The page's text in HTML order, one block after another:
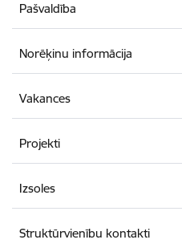
Pašvaldība
Norēķinu informācija
Vakances
Projekti
Izsoles
Struktūrvienību kontakti